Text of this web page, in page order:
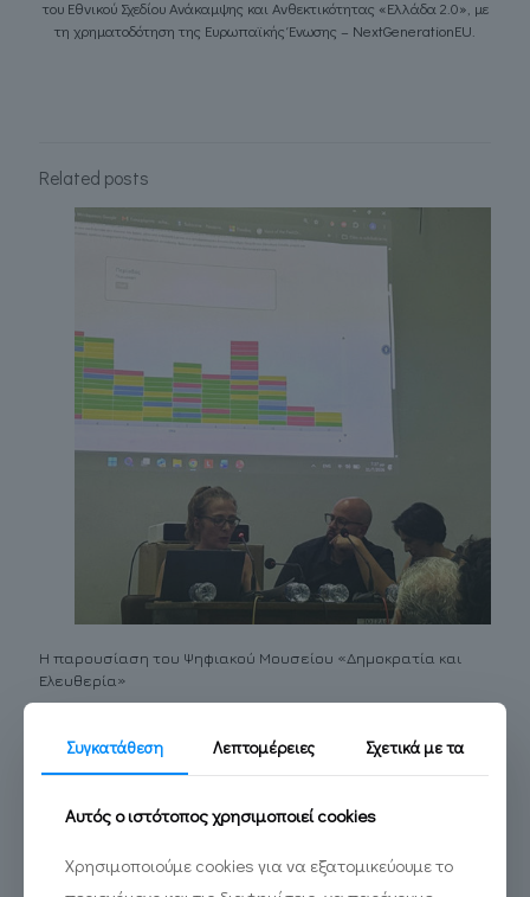
του Εθνικού Σχεδίου Ανάκαμψης και Ανθεκτικότητας «Ελλάδα 2.0», με
τη χρηματοδότηση της Ευρωπαϊκής Ένωσης – NextGenerationEU
Related posts
Η παρουσίαση του Ψηφιακού Μουσείου «Δημοκρατία και
Ελευθερία»
Read more
Συγκατάθεση Λεπτομέρειες Σχετικά με τα
Αυτός ο ιστότοπος χρησιμοποιεί cookies
Χρησιμοποιούμε cookies για να εξατομικεύουμε το